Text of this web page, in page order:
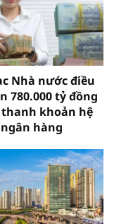
Nhà nước điều
780.000 tỷ đồng
khoản hệ
hàng